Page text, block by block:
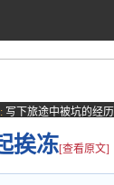
写下旅途中被坑的经历
挨冻[查看原文]